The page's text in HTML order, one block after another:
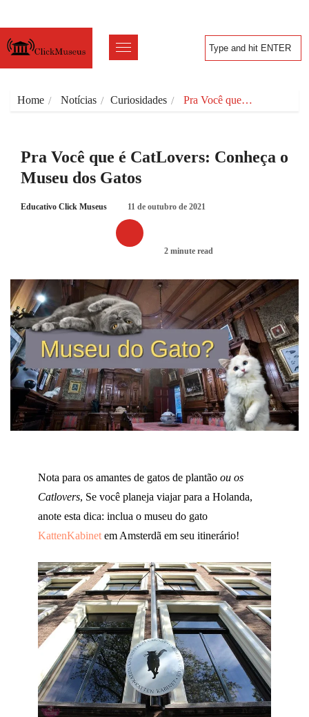
Home Notícias Curiosidades Pra Você que…
Pra Você que é CatLovers: Conheça o
Museu dos Gatos
Educativo Click Museus 11 de outubro de 2021
2 minute read
Nota para os amantes de gatos de plantão ou os
Catlovers, Se você planeja viajar para a Holanda,
anote esta dica: inclua o museu do gato
KattenKabinet em Amsterdã em seu itinerário!